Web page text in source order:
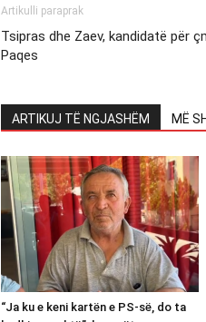
Artikulli paraprak
Tsipras dhe Zaev, kandidatë për
Paqes
ARTIKUJ TË NGJASHËM MË
“Ja ku e keni kartën e PS-së, do ta